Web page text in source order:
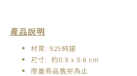
產品說明
材質: 925純銀
尺寸: 約0.8 x 0.6 cm
限量商品售完為止